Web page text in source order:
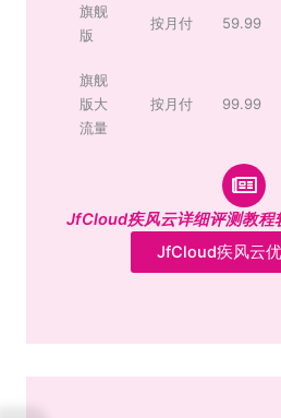
旗舰
版
按月付 59.99
旗舰
版大
流量
按月付 99.99
JfCloud疾风云详细评测教程
JfCloud疾风云